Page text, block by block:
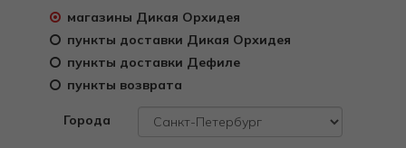
магазины Дикая Орхидея
пункты доставки Дикая Орхидея
пункты доставки Дефиле
пункты возврата
Города